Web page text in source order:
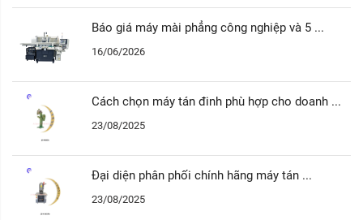
Báo giá máy mài phẳng công nghiệp và 5 ...
16/06/2026
Cách chọn máy tán đinh phù hợp cho doanh ...
23/08/2025
Đại diện phân phối chính hãng máy tán ...
23/08/2025